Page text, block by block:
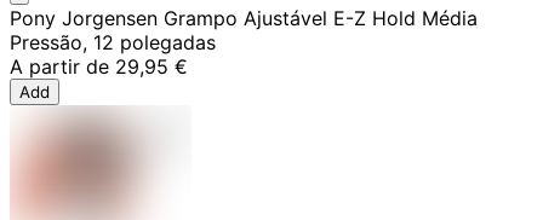
Pony Jorgensen Grampo Ajustável E-Z Hold Média
Pressão, 12 polegadas
A partir de 29,95 €
Add